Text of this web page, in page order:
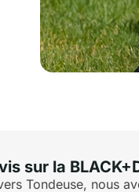
sur la
Tondeuse, nous